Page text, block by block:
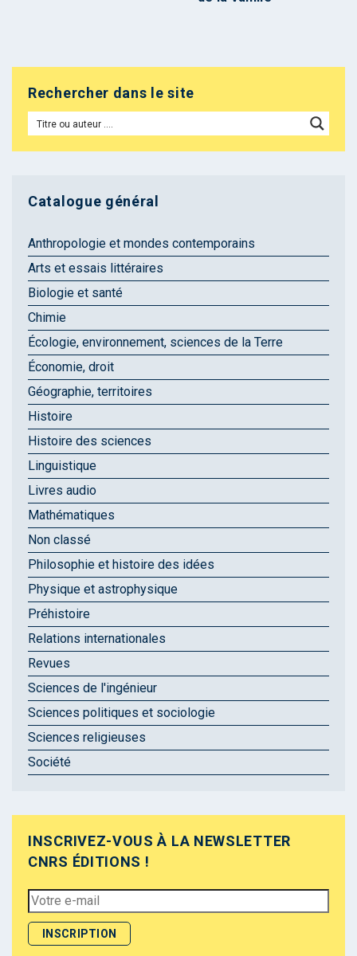
Rechercher dans le site
Catalogue général
Anthropologie et mondes contemporains
Arts et essais littéraires
Biologie et santé
Chimie
Écologie, environnement, sciences de la Terre
Économie, droit
Géographie, territoires
Histoire
Histoire des sciences
Linguistique
Livres audio
Mathématiques
Non classé
Philosophie et histoire des idées
Physique et astrophysique
Préhistoire
Relations internationales
Revues
Sciences de l'ingénieur
Sciences politiques et sociologie
Sciences religieuses
Société
INSCRIVEZ-VOUS À LA NEWSLETTER
CNRS ÉDITIONS !